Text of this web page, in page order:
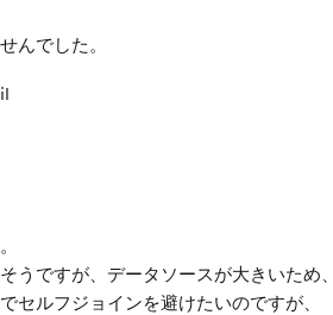
んでした。
うですが、データソースが大きいため、
セルフジョインを避けたいのですが、